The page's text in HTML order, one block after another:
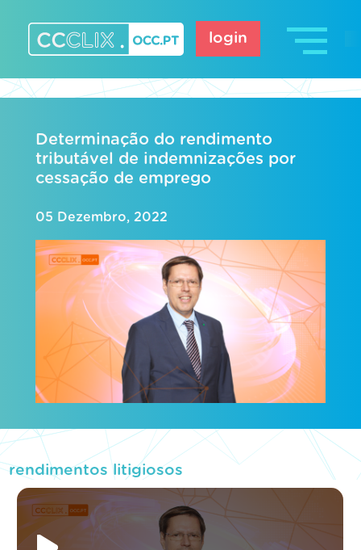
content
login
Determinação do rendimento
tributável de indemnizações por
cessação de emprego
05 Dezembro, 2022
rendimentos litigiosos